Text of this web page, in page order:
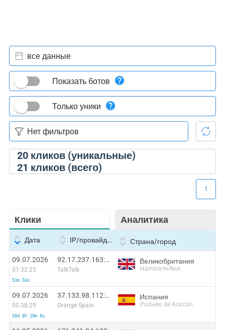
20кликов (уникальные)
21 кликов (всего)
все данные
Показать ботов
Только уники
Клики Аналитика
1
Дата IP/провайдер Страна/город
09.07.2026
01:32:25
53m 56s
92.17.237.163:36669
TalkTalk
Великобритания
Hamble-le-Rice
09.07.2026
00:38:29
58d 8h 10m 8s
37.133.98.112:46217
Orange Spain
Испания
Pozuelo de Alarcón